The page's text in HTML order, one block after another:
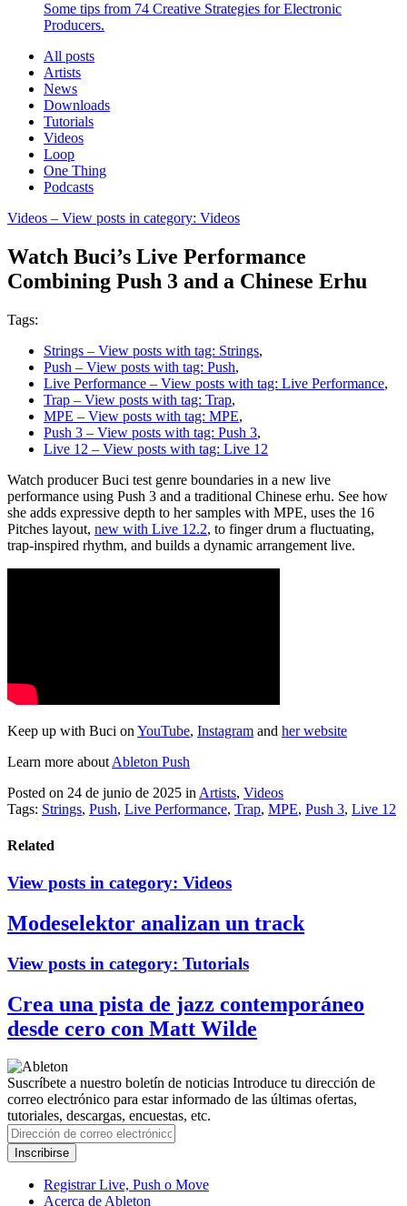
Some tips from 74 Creative Strategies for Electronic
Producers.
All posts
Artists
News
Downloads
Tutorials
Videos
Loop
One Thing
Podcasts
Videos – View posts in category: Videos
Watch Buci’s Live Performance
Combining Push 3 and a Chinese Erhu
Tags:
Strings – View posts with tag: Strings,
Push – View posts with tag: Push,
Live Performance – View posts with tag: Live Performance,
Trap – View posts with tag: Trap,
MPE – View posts with tag: MPE,
Push 3 – View posts with tag: Push 3,
Live 12 – View posts with tag: Live 12
Watch producer Buci test genre boundaries in a new live
performance using Push 3 and a traditional Chinese erhu. See how
she adds expressive depth to her samples with MPE, uses the 16
Pitches layout, new with Live 12.2, to finger drum a fluctuating,
trap-inspired rhythm, and builds a dynamic arrangement live.
Keep up with Buci on YouTube, Instagram and her website
Learn more about Ableton Push
Posted on 24 de junio de 2025 in Artists, Videos
Tags: Strings, Push, Live Performance, Trap, MPE, Push 3, Live 12
Related
View posts in category: Videos
Modeselektor analizan un track
View posts in category: Tutorials
Crea una pista de jazz contemporáneo
desde cero con Matt Wilde
Suscríbete a nuestro boletín de noticias Introduce tu dirección de
correo electrónico para estar informado de las últimas ofertas,
tutoriales, descargas, encuestas, etc.
Registrar Live, Push o Move
Acerca de Ableton